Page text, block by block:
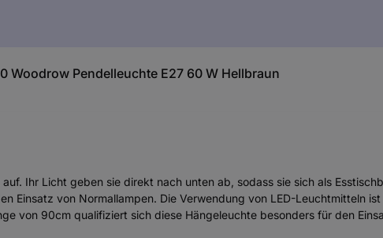
Pendelleuchte E27 60 W Hellbraun
Ihr Licht geben sie direkt nach unten ab, sodass sie sich als
Einsatz von Normallampen. Die Verwendung von LED-Leuchtmitteln
von 90cm qualifiziert sich diese Hängeleuchte besonders für den